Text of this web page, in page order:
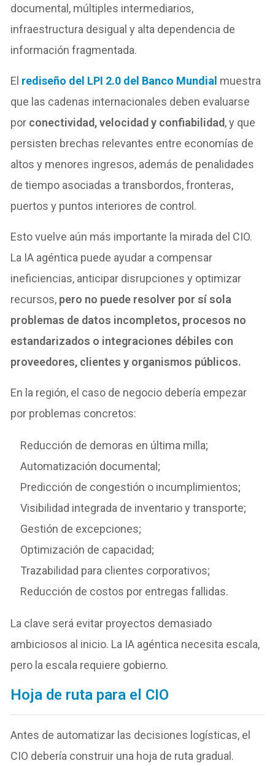
documental, múltiples intermediarios,
infraestructura desigual y alta dependencia de
información fragmentada.
El rediseño del LPI 2.0 del Banco Mundial muestra
que las cadenas internacionales deben evaluarse
por conectividad, velocidad y confiabilidad, y que
persisten brechas relevantes entre economías de
altos y menores ingresos, además de penalidades
de tiempo asociadas a transbordos, fronteras,
puertos y puntos interiores de control.
Esto vuelve aún más importante la mirada del CIO.
La IA agéntica puede ayudar a compensar
ineficiencias, anticipar disrupciones y optimizar
recursos, pero no puede resolver por sí sola
problemas de datos incompletos, procesos no
estandarizados o integraciones débiles con
proveedores, clientes y organismos públicos.
En la región, el caso de negocio debería empezar
por problemas concretos:
Reducción de demoras en última milla;
Automatización documental;
Predicción de congestión o incumplimientos;
Visibilidad integrada de inventario y transporte;
Gestión de excepciones;
Optimización de capacidad;
Trazabilidad para clientes corporativos;
Reducción de costos por entregas fallidas.
La clave será evitar proyectos demasiado
ambiciosos al inicio. La IA agéntica necesita escala,
pero la escala requiere gobierno.
Hoja de ruta para el CIO
Antes de automatizar las decisiones logísticas, el
CIO debería construir una hoja de ruta gradual.